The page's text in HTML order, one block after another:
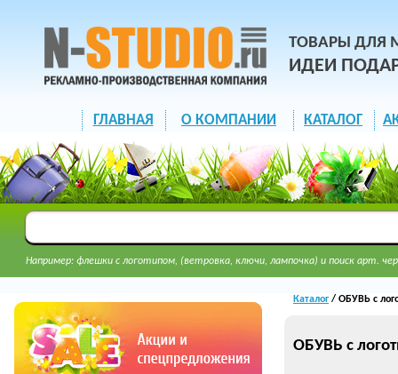
ТОВАРЫ ДЛЯ
ИДЕИ
ГЛАВНАЯ О КОМПАНИИ КАТАЛОГ
Например: флешки с логотипом, (ветровка, ключи, лампочка) и поиск арт.
Каталог/ ОБУВЬ с
ОБУВЬ с